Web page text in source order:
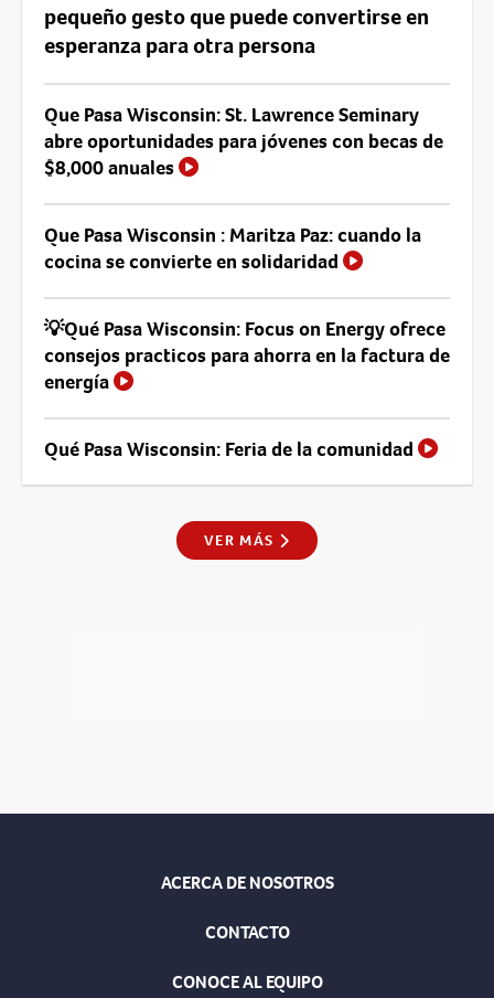
pequeño gesto que puede convertirse en
esperanza para otra persona
Que Pasa Wisconsin: St. Lawrence Seminary
abre oportunidades para jóvenes con becas de
$8,000 anuales
Que Pasa Wisconsin : Maritza Paz: cuando la
cocina se convierte en solidaridad
💡Qué Pasa Wisconsin: Focus on Energy ofrece
consejos practicos para ahorra en la factura de
energía
Qué Pasa Wisconsin: Feria de la comunidad
VER MÁS
ACERCA DE NOSOTROS
CONTACTO
CONOCE AL EQUIPO